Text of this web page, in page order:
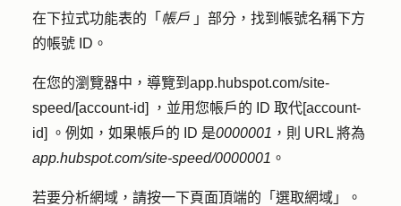
在下拉式功能表的「 帳戶 」部分，找到帳號名稱下方
的帳號 ID 。
在您的瀏覽器中，導覽到 app.hubspot.com/site-
speed/[account-id]
，並用您帳戶的 ID 取代[account-
id]
。例如，如果帳戶的 ID 是0000001 ，則 URL 將為
app.hubspot.com/site-speed/0000001 。
若要分析網域，請按一下頁面頂端的「 選取網域 」。